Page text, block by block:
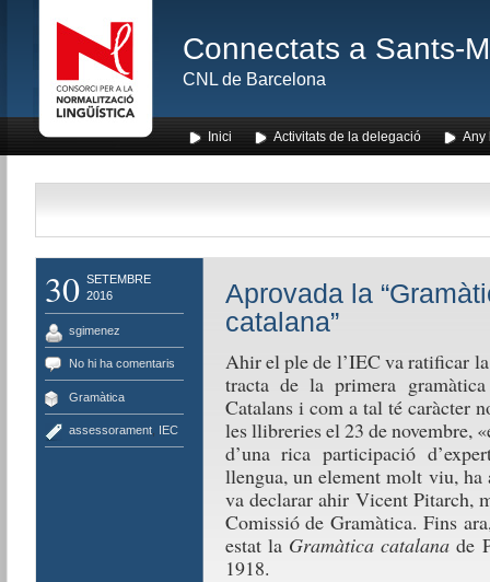
Connectats a Sants-
CNL de Barcelona
Inici Activitats de la delegació Any
30 SETEMBRE
2016
sgimenez
No hi ha comentaris
Gramàtica
assessorament, IEC
Aprovada la
catalana”
Ahir el ple de l’IEC va ratificar la
tracta de la primera
Catalans i com a tal té caràcter
les llibreries el 23 de novembre,
d’una rica participació
llengua, un element molt viu, ha
va declarar ahir Vicent Pitarch,
Comissió de Gramàtica. Fins
estat la Gramàtica catalana de
1918.